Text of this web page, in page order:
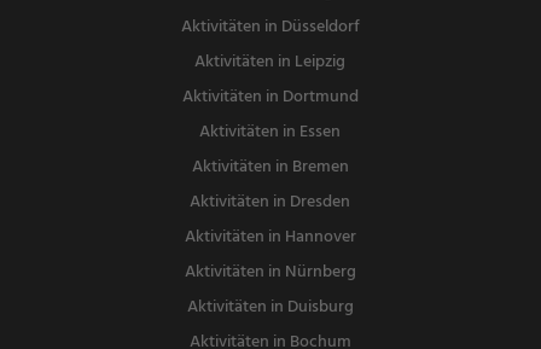
Aktivitäten in Düsseldorf
Aktivitäten in Leipzig
Aktivitäten in Dortmund
Aktivitäten in Essen
Aktivitäten in Bremen
Aktivitäten in Dresden
Aktivitäten in Hannover
Aktivitäten in Nürnberg
Aktivitäten in Duisburg
Aktivitäten in Bochum